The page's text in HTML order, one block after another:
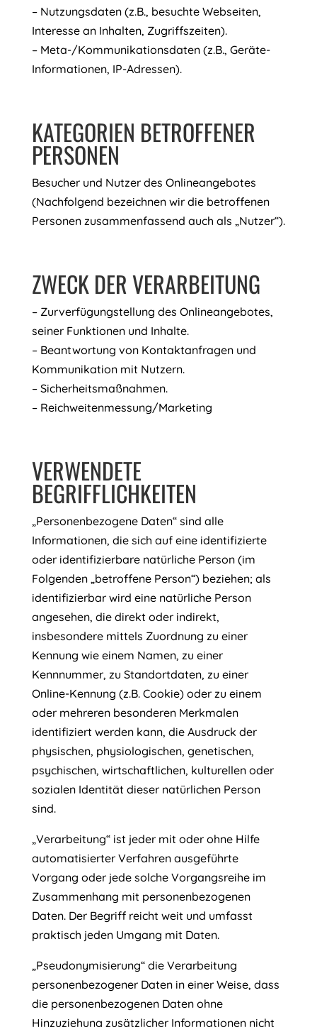
– Nutzungsdaten (z.B., besuchte Webseiten,
Interesse an Inhalten, Zugriffszeiten).
– Meta-/Kommunikationsdaten (z.B., Geräte-
Informationen, IP-Adressen).
KATEGORIEN BETROFFENER
PERSONEN
Besucher und Nutzer des Onlineangebotes
(Nachfolgend bezeichnen wir die betroffenen
Personen zusammenfassend auch als „Nutzer“).
ZWECK DER VERARBEITUNG
– Zurverfügungstellung des Onlineangebotes,
seiner Funktionen und Inhalte.
– Beantwortung von Kontaktanfragen und
Kommunikation mit Nutzern.
– Sicherheitsmaßnahmen.
– Reichweitenmessung/Marketing
VERWENDETE
BEGRIFFLICHKEITEN
„Personenbezogene Daten“ sind alle
Informationen, die sich auf eine identifizierte
oder identifizierbare natürliche Person (im
Folgenden „betroffene Person“) beziehen; als
identifizierbar wird eine natürliche Person
angesehen, die direkt oder indirekt,
insbesondere mittels Zuordnung zu einer
Kennung wie einem Namen, zu einer
Kennnummer, zu Standortdaten, zu einer
Online-Kennung (z.B. Cookie) oder zu einem
oder mehreren besonderen Merkmalen
identifiziert werden kann, die Ausdruck der
physischen, physiologischen, genetischen,
psychischen, wirtschaftlichen, kulturellen oder
sozialen Identität dieser natürlichen Person
sind.
„Verarbeitung“ ist jeder mit oder ohne Hilfe
automatisierter Verfahren ausgeführte
Vorgang oder jede solche Vorgangsreihe im
Zusammenhang mit personenbezogenen
Daten. Der Begriff reicht weit und umfasst
praktisch jeden Umgang mit Daten.
„Pseudonymisierung“ die Verarbeitung
personenbezogener Daten in einer Weise, dass
die personenbezogenen Daten ohne
Hinzuziehung zusätzlicher Informationen nicht